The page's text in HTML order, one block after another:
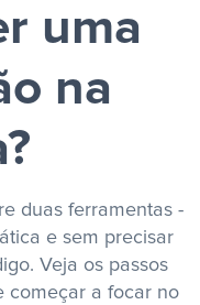
uma
na
duas ferramentas -
e sem precisar
Veja os passos
começar a focar no